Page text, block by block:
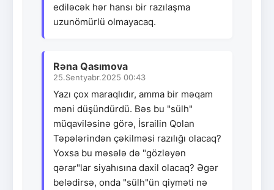
ediləcək hər hansı bir razılaşma
uzunömürlü olmayacaq.
Rəna Qasımova
25.Sentyabr.2025 00:43
Yazı çox maraqlıdır, amma bir məqam
məni düşündürdü. Bəs bu "sülh"
müqaviləsinə görə, İsrailin Qolan
Təpələrindən çəkilməsi razılığı olacaq?
Yoxsa bu məsələ də "gözləyən
qərar"lar siyahısına daxil olacaq? Əgər
belədirsə, onda "sülh"ün qiyməti nə